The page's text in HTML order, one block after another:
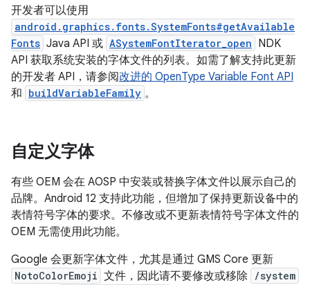
开发者可以使用
android.graphics.fonts.SystemFonts#getAvailable
Fonts Java API 或 ASystemFontIterator_open NDK
API 获取系统安装的字体文件的列表。如需了解支持此更新
的开发者 API，请参阅改进的 OpenType Variable Font API
和 buildVariableFamily 。
自定义字体
有些 OEM 会在 AOSP 中安装或替换字体文件以展示自己的
品牌。Android 12 支持此功能，但增加了保持更新设备中的
表情符号字体的要求。不修改或不更新表情符号字体文件的
OEM 无需使用此功能。
Google 会更新字体文件，尤其是通过 GMS Core 更新
NotoColorEmoji 文件，因此请不要修改或移除 /system